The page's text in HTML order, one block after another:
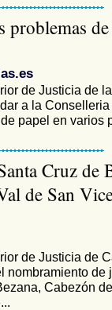
problemas
de Justicia de
a la
papel en varios
Cruz de
de San
de Justicia de
nombramiento de
Cabezón